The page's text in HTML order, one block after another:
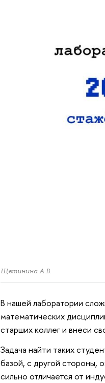
Щетинина А.В.
В нашей лаборатории
математических
старших коллег и внеси
Задача найти таких
базой, с другой стороны,
сильно отличается от